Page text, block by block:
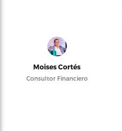
Moises Cortés
Consultor Financiero